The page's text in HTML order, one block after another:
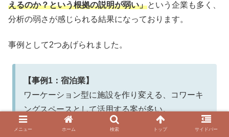
えるのか？という根拠の説明が弱い」という企業も多く、
分析の弱さが感じられる結果になっております。
事例として2つあげられました。
【事例1：宿泊業】
ワーケーション型に施設を作り変える、コワーキ
ングスペースとして活用する案が多い。
その中で、大宴会場をコワーキングスペースにす
メニュー ホーム 検索 トップ サイドバー